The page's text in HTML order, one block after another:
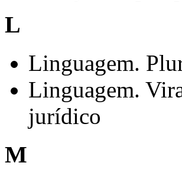
L
Linguagem.
Linguagem.
jurídico
M